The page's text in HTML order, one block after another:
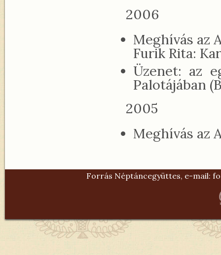
2006
Meghívás az
Furik Rita:
Üzenet: az
Palotájában
2005
Meghívás az
Forrás Néptáncegyüttes, e-mail: